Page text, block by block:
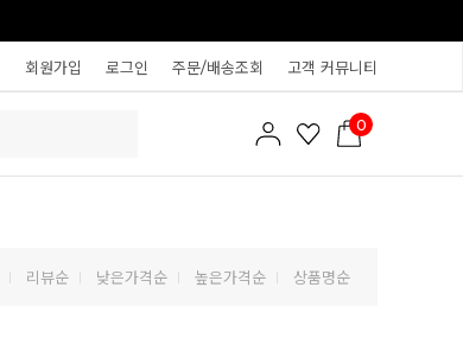
회원가입 로그인 주문/배송조회 고객 커뮤니티
0
리뷰순 낮은가격순 높은가격순 상품명순